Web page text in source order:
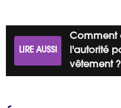
LIRE AUSSI
Comment
l'autorité
vêtement ?